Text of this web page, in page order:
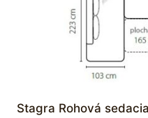
Stagra Rohová